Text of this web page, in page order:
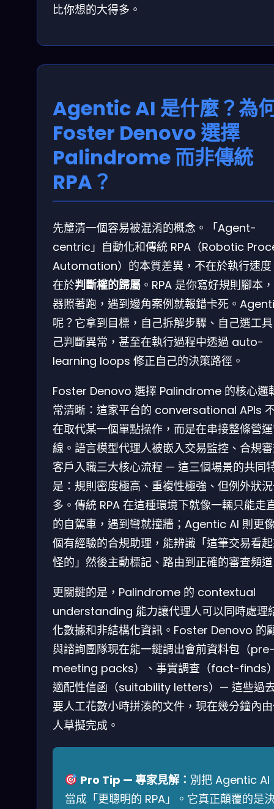
比你想的大得多。
Agentic AI 是什麼？為
Foster Denovo 選擇
Palindrome 而非傳統
RPA？
先釐清一個容易被混淆的概念。「Agent-
centric」自動化和傳統 RPA（Robotic
Automation）的本質差異，不在於執行速度
在於判斷權的歸屬 。RPA 是你寫好規則腳本
器照著跑，遇到邊角案例就報錯卡死。
呢？它拿到目標，自己拆解步驟、自己選工
己判斷異常，甚至在執行過程中透過 auto-
learning loops 修正自己的決策路徑。
Foster Denovo 選擇 Palindrome 的核心邏
常清晰：這家平台的 conversational APIs
在取代某一個單點操作，而是在串接整條營
線。語言模型代理人被嵌入交易監控、合規
客戶入職三大核心流程 — 這三個場景的共同
是：規則密度極高、重複性極強、但例外狀
多。傳統 RPA 在這種環境下就像一輛只能走
的自駕車，遇到彎就撞牆；Agentic AI 則更
個有經驗的合規助理，能辨識「這筆交易看
怪的」然後主動標記、路由到正確的審查頻
更關鍵的是，Palindrome 的 contextual
understanding 能力讓代理人可以同時處理
化數據和非結構化資訊。Foster Denovo 的
與諮詢團隊現在能一鍵調出會前資料包（
meeting packs）、事實調查（fact-finds
適配性信函（suitability letters）— 這些過
要人工花數小時拼湊的文件，現在幾分鐘內
人草擬完成。
Pro Tip — 專家見解： 別把 Agentic AI
當成「更聰明的 RPA」。它真正顛覆的是